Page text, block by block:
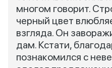
многом говорит.
черный цвет
взгляда. Он
дам. Кстати,
познакомился с